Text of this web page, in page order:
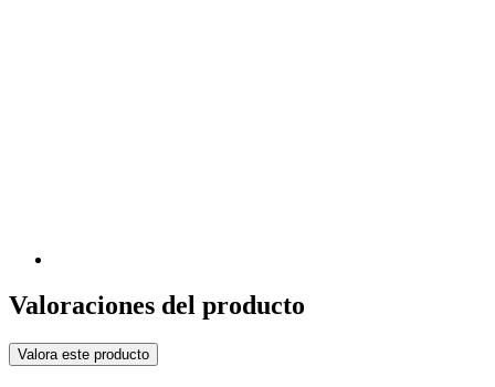
Valoraciones del producto
Valora este producto